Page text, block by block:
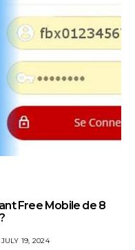
Free Mobile de 8
JULY 19, 2024